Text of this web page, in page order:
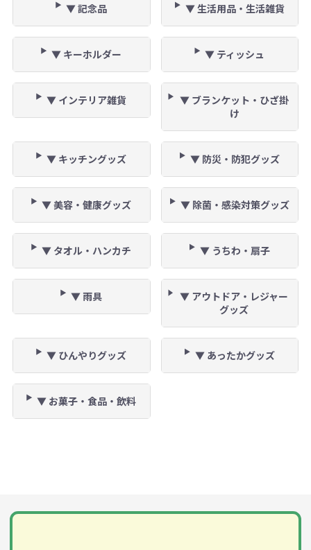
▼ 記念品 ▼ 生活用品・生活雑貨
▼ キーホルダー ▼ ティッシュ
▼ インテリア雑貨
▼ ブランケット・ひざ掛
け
▼ キッチングッズ ▼ 防災・防犯グッズ
▼ 美容・健康グッズ ▼ 除菌・感染対策グッズ
▼ タオル・ハンカチ ▼ うちわ・扇子
▼ 雨具
▼ アウトドア・レジャー
グッズ
▼ ひんやりグッズ ▼ あったかグッズ
▼ お菓子・食品・飲料